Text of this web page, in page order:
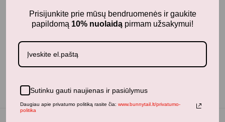
Neseniai žiūrėti produktai
Prisijunkite prie mūsų bendruomenės ir gaukite
papildomą 10% nuolaidą pirmam užsakymui!
Sutinku gauti naujienas ir pasiūlymus
Daugiau apie privatumo politiką rasite čia: www.bunnytail.lt/privatumo-
politika